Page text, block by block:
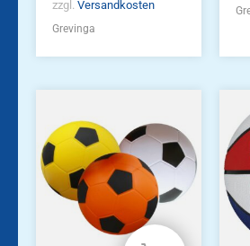
zzgl. Versandkosten
Grevinga